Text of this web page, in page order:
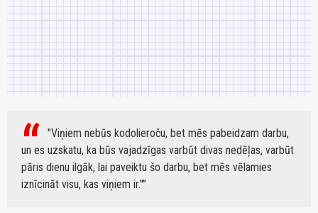
"Viņiem nebūs kodolieroču, bet mēs pabeidzam darbu,
un es uzskatu, ka būs vajadzīgas varbūt divas nedēļas, varbūt
pāris dienu ilgāk, lai paveiktu šo darbu, bet mēs vēlamies
iznīcināt visu, kas viņiem ir."